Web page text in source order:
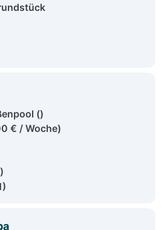
()
€ / Woche)